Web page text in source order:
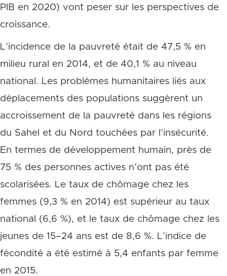
PIB en 2020) vont peser sur les perspectives de
croissance.
L’incidence de la pauvreté était de 47,5 % en
milieu rural en 2014, et de 40,1 % au niveau
national. Les problèmes humanitaires liés aux
déplacements des populations suggèrent un
accroissement de la pauvreté dans les régions
du Sahel et du Nord touchées par l’insécurité.
En termes de développement humain, près de
75 % des personnes actives n’ont pas été
scolarisées. Le taux de chômage chez les
femmes (9,3 % en 2014) est supérieur au taux
national (6,6 %), et le taux de chômage chez les
jeunes de 15–24 ans est de 8,6 %. L’indice de
fécondité a été estimé à 5,4 enfants par femme
en 2015.